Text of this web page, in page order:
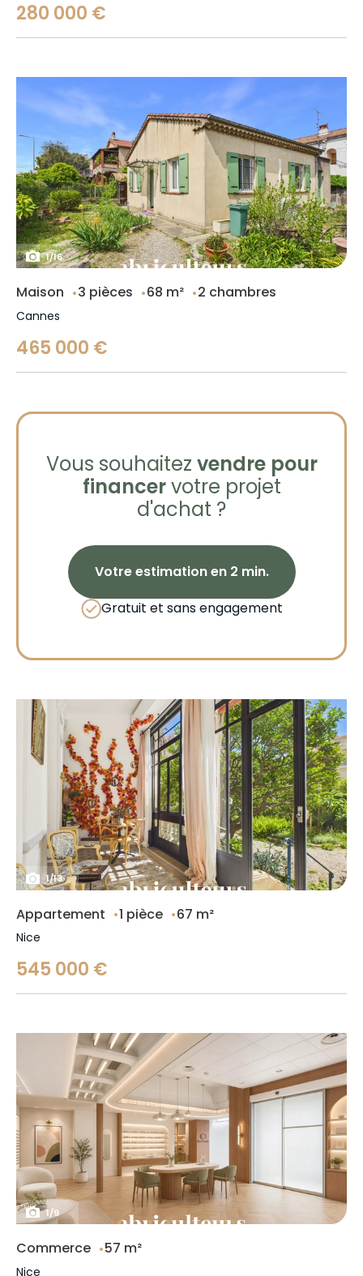
280 000 €
1/16
Maison 3 pièces 68 m² 2 chambres
Cannes
465 000 €
Vous souhaitez vendre pour
financervotre projet
d'achat ?
Votre estimation en 2 min.
Gratuit et sans engagement
1/13
Appartement 1 pièce 67 m²
Nice
545 000 €
1/9
Commerce 57 m²
Nice